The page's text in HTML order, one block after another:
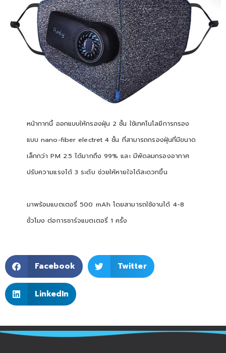
หน้ากากนี้ ออกแบบให้กรองฝุ่น 2 ชั้น ใช้เทคโนโลยีการกรอง
แบบ nano-fiber electret 4 ชั้น ที่สามารถกรองฝุ่นที่มีขนาด
เล็กกว่า PM 2.5 ได้มากถึง 99% และ มีพัดลมกรองอากาศ
ปรับความแรงได้ 3 ระดับ ช่วยให้หายใจได้สะดวกขึ้น
มาพร้อมแบตเตอรี่ 500 mAh โดยสามารถใช้งานได้ 4-8
ชั่วโมง ต่อการชาร์จแบตเตอรี่ 1 ครั้ง
Facebook Twitter
LinkedIn